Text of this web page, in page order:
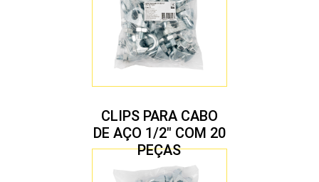
CLIPS PARA CABO
DE AÇO 1/2″ COM 20
PEÇAS